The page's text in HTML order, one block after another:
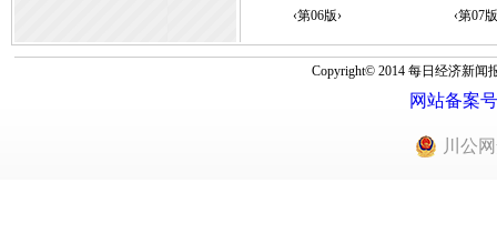
‹第06版› ‹第07
Copyright© 2014 每日经济新
网站备案
川公